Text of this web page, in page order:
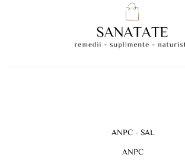
ANPC - SAL
ANPC